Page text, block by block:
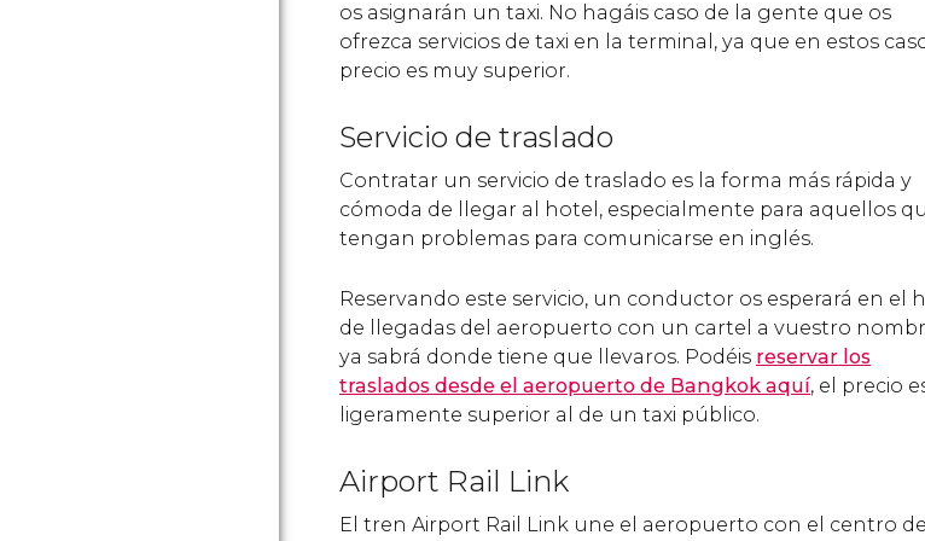
os asignarán un taxi. No hagáis caso de la gente que os
ofrezca servicios de taxi en la terminal, ya que en estos
precio es muy superior.
Servicio de traslado
Contratar un servicio de traslado es la forma más rápida y
cómoda de llegar al hotel, especialmente para aquellos
tengan problemas para comunicarse en inglés.
Reservando este servicio, un conductor os esperará en el
de llegadas del aeropuerto con un cartel a vuestro
ya sabrá donde tiene que llevaros. Podéis reservar los
traslados desde el aeropuerto de Bangkok aquí, el precio
ligeramente superior al de un taxi público.
Airport Rail Link
El tren Airport Rail Link une el aeropuerto con el centro de